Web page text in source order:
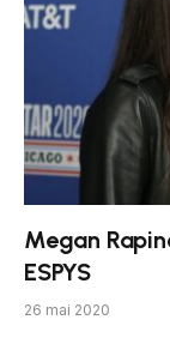
Megan
ESPYS
26 mai 2020